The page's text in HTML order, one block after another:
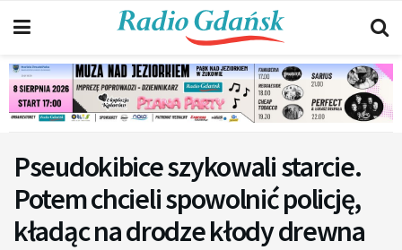
Pseudokibice szykowali starcie.
Potem chcieli spowolnić policję,
kładąc na drodze kłody drewna